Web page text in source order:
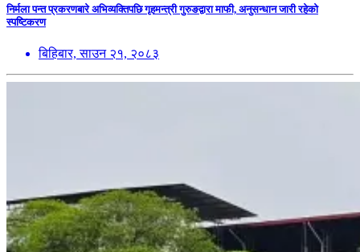
निर्मला पन्त प्रकरणबारे अभिव्यक्तिपछि गृहमन्त्री गुरुङद्वारा माफी, अनुसन्धान जारी रहेको
स्पष्टिकरण
बिहिबार, साउन २१, २०८३